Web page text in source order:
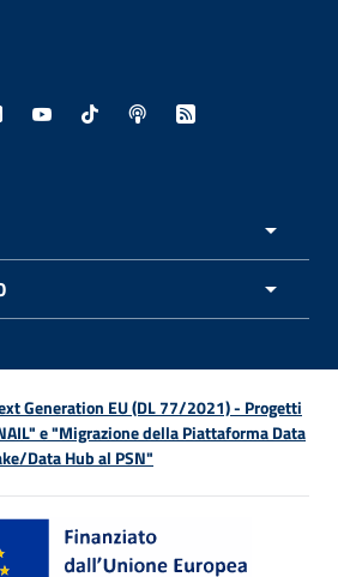
- Apertura in nuova finestra
- Apertura in nuova finestra
- Sito esterno - Apertura in
- Sito esterno - Apertura in
Youtube - Sito esterno -
TikTok - Sito esterno -
Spreaker - Sito
Feed RSS -
Generation EU (DL 77/2021) - Progetti
e "Migrazione della Piattaforma Data
Data Hub al PSN"